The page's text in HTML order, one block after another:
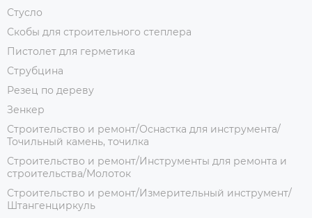
Стусло
Скобы для строительного степлера
Пистолет для герметика
Струбцина
Резец по дереву
Зенкер
Строительство и ремонт/Оснастка для инструмента/
Точильный камень, точилка
Строительство и ремонт/Инструменты для ремонта и
строительства/Молоток
Строительство и ремонт/Измерительный инструмент/
Штангенциркуль